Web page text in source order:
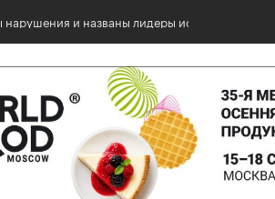
и названы лидеры исследования